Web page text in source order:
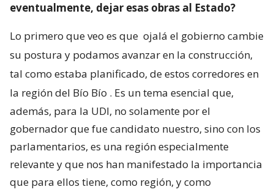
eventualmente, dejar esas obras al Estado?
Lo primero que veo es que ojalá el gobierno cambie
su postura y podamos avanzar en la construcción,
tal como estaba planificado, de estos corredores en
la región del Bío Bío . Es un tema esencial que,
además, para la UDI, no solamente por el
gobernador que fue candidato nuestro, sino con los
parlamentarios, es una región especialmente
relevante y que nos han manifestado la importancia
que para ellos tiene, como región, y como